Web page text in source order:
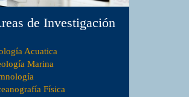
de Investigación
Acuatica
Marina
Física